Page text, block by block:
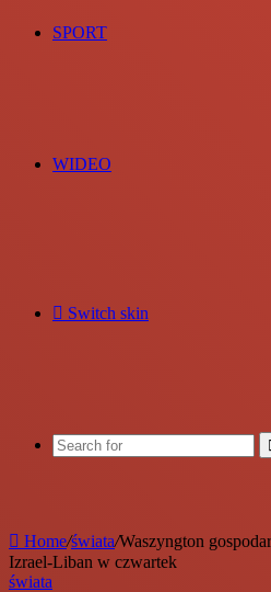
SPORT
WIDEO
Switch skin
Home/świata/Waszyngton
Izrael-Liban w czwartek
świata